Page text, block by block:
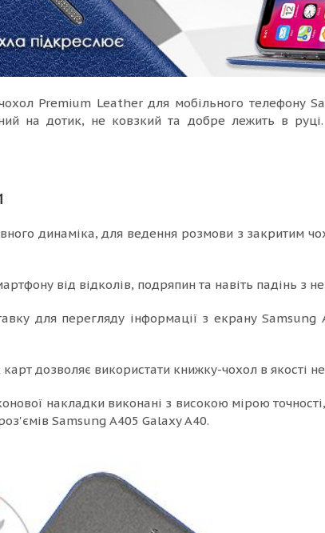
Premium Leather для мобільного телефону
на дотик, не ковзкий та добре лежить в
динаміка, для ведення розмови з закритим
від відколів, подряпин та навіть падінь з
для перегляду інформації з екрану
дозволяє використати книжку-чохол в якості
накладки виконані з високою мірою
Samsung A405 Galaxy A40.